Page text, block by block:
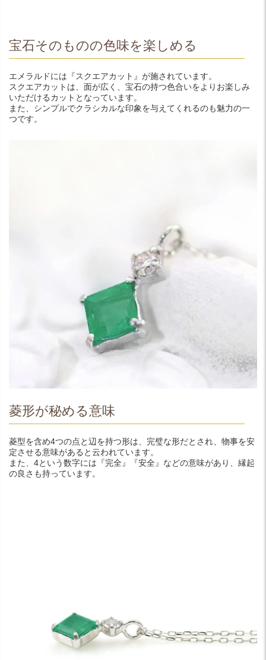
宝石そのものの色味を楽しめる
エメラルドには『スクエアカット』が施されています。
スクエアカットは、面が広く、宝石の持つ色合いをよりお楽しみ
いただけるカットとなっています。
また、シンプルでクラシカルな印象を与えてくれるのも魅力の一
つです。
菱形が秘める意味
菱型を含め4つの点と辺を持つ形は、完璧な形だとされ、物事を安
定させる意味があると云われています。
また、4という数字には『完全』『安全』などの意味があり、縁起
の良さも持っています。